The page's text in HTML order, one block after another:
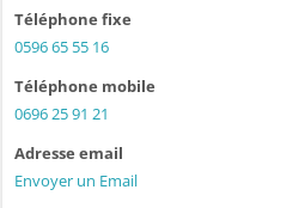
Téléphone fixe
0596 65 55 16
Téléphone mobile
0696 25 91 21
Adresse email
Envoyer un Email